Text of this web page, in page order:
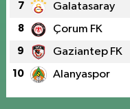
7 Galatasaray
8 Çorum FK
9 Gaziantep FK
10 Alanyaspor